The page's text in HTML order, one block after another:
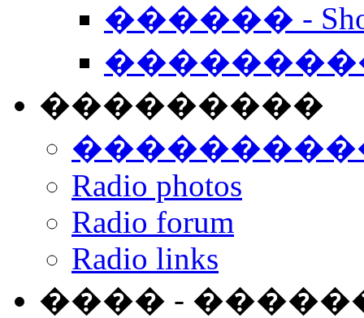
������ -
���������
Radio photos
Radio forum
Radio links
���� -